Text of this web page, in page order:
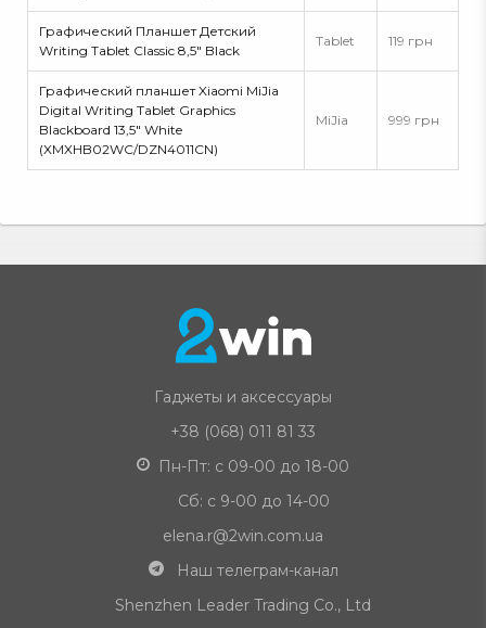
Графический Планшет Детский
Writing Tablet Classic 8,5" Black
Tablet 119 грн
Графический планшет Xiaomi MiJia
Digital Writing Tablet Graphics
Blackboard 13,5" White
(XMXHB02WC/DZN4011CN)
MiJia 999 грн
Гаджеты и аксессуары
+38 (068) 011 81 33
Пн-Пт: с 09-00 до 18-00
Сб: с 9-00 до 14-00
elena.r@2win.com.ua
Наш телеграм-канал
Shenzhen Leader Trading Co., Ltd